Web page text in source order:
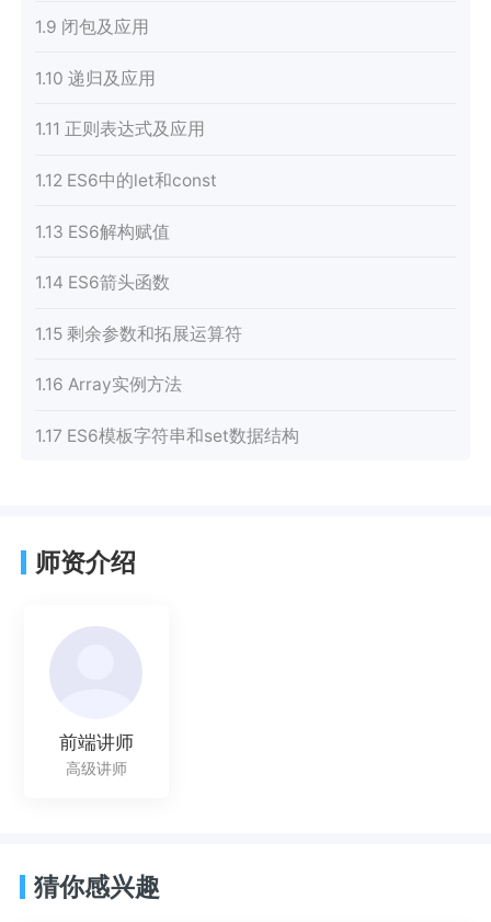
1.9 闭包及应用
1.10 递归及应用
1.11 正则表达式及应用
1.12 ES6中的let和const
1.13 ES6解构赋值
1.14 ES6箭头函数
1.15 剩余参数和拓展运算符
1.16 Array实例方法
1.17 ES6模板字符串和set数据结构
师资介绍
前端讲师
高级讲师
猜你感兴趣